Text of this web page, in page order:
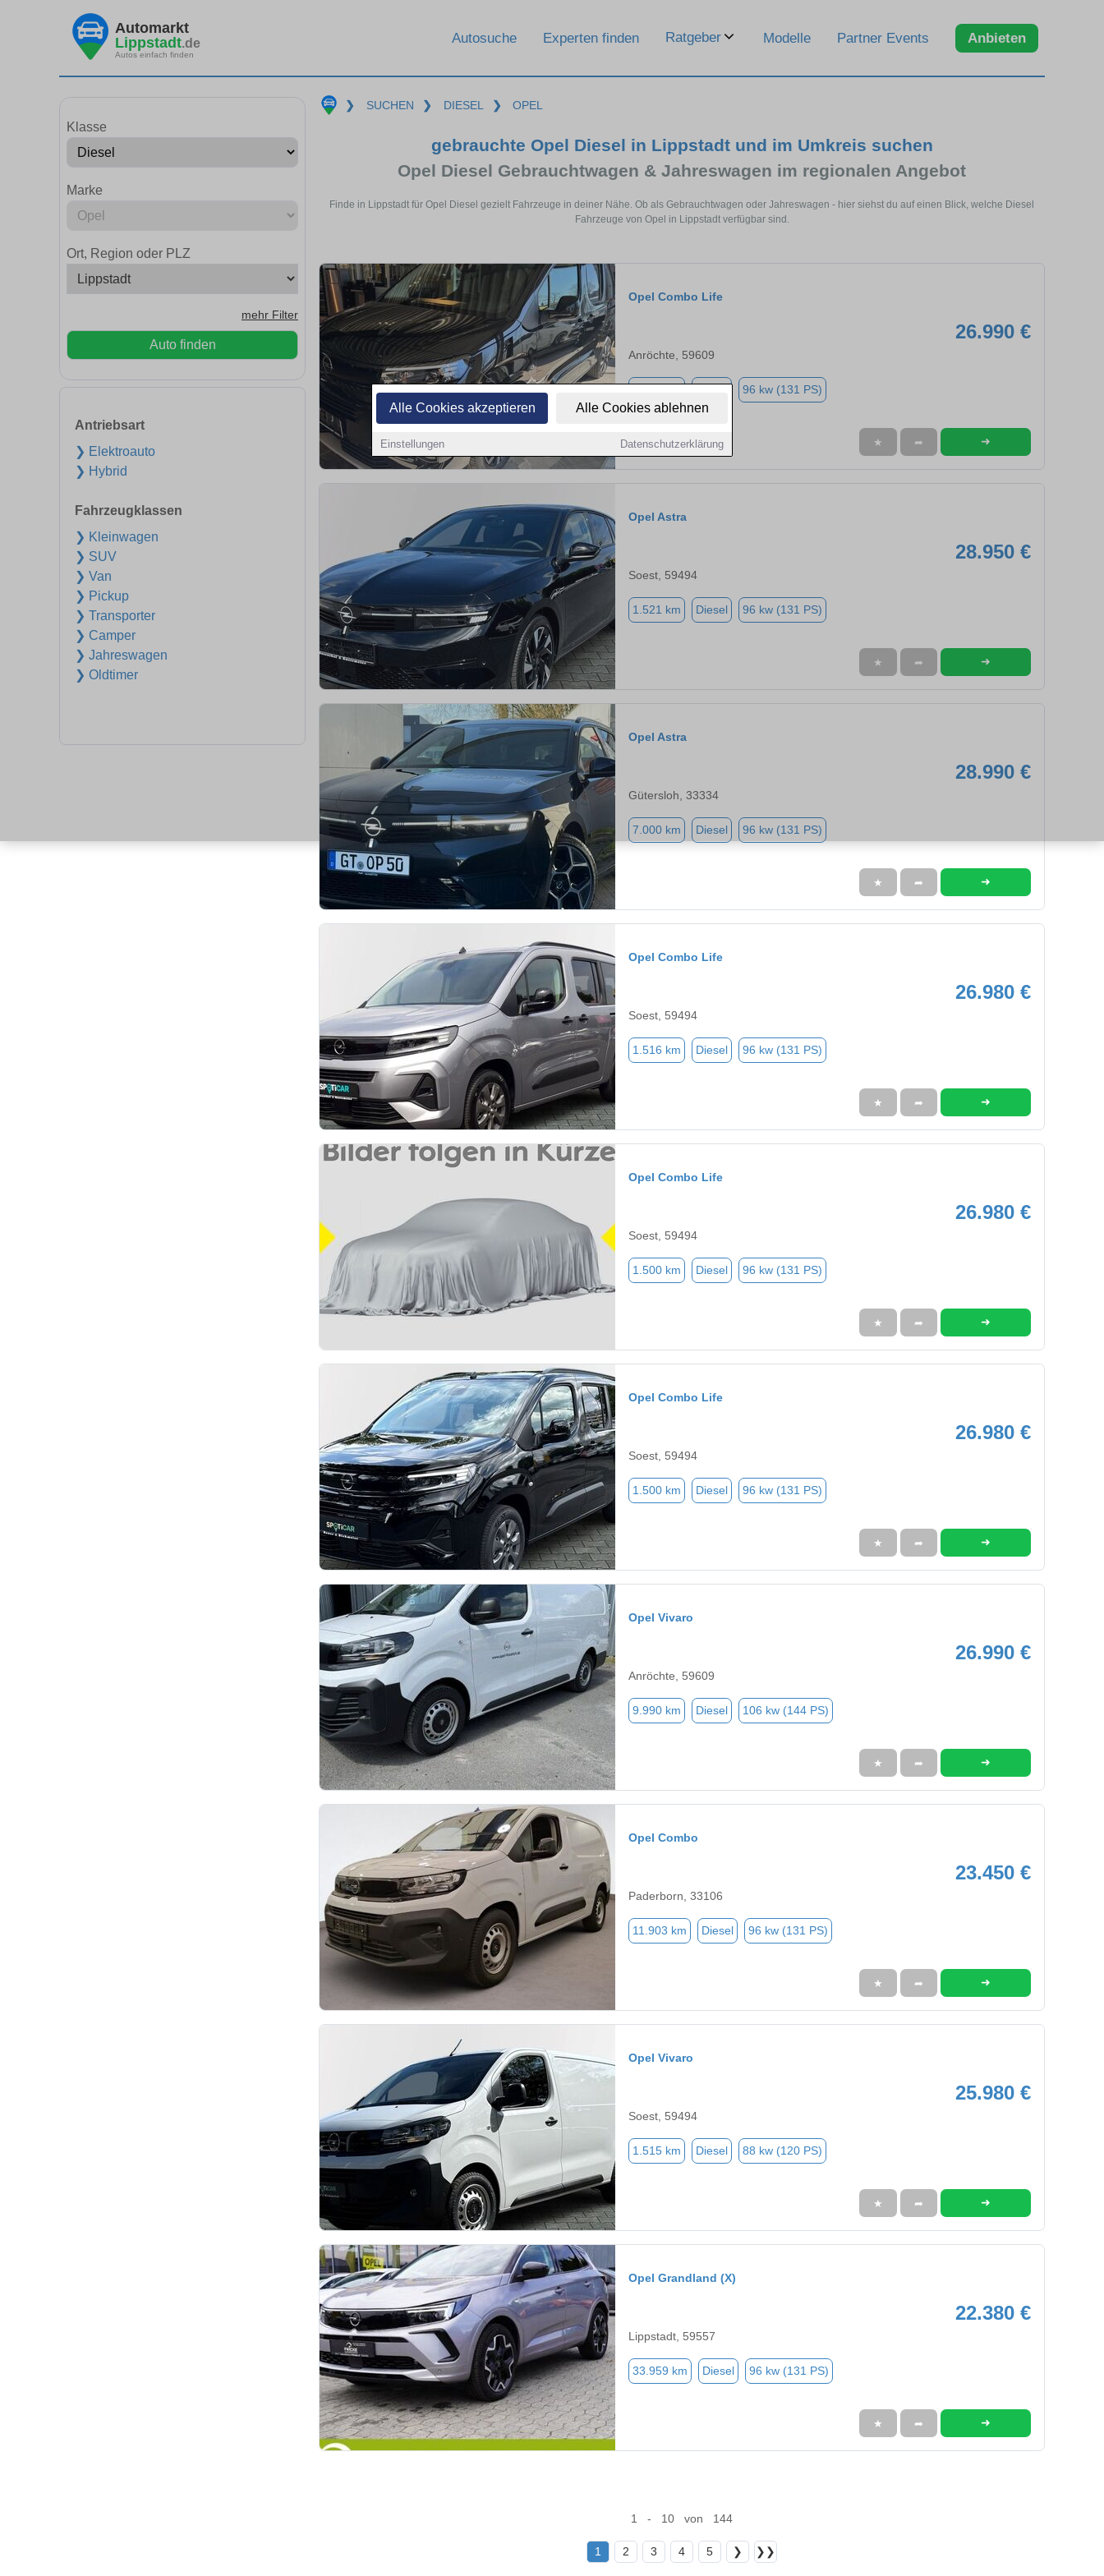
Alle Cookies akzeptieren Alle Cookies ablehnen
Einstellungen Datenschutzerklärung
Automarkt
Lippstadt.de
Autos einfach finden
Autosuche Experten finden Ratgeber Modelle Partner Events Anbieten
Klasse
Marke
Ort, Region oder PLZ
mehr Filter
Auto finden
Antriebsart
❯ Elektroauto
❯ Hybrid
Fahrzeugklassen
❯ Kleinwagen
❯ SUV
❯ Van
❯ Pickup
❯ Transporter
❯ Camper
❯ Jahreswagen
❯ Oldtimer
❯ SUCHEN ❯ DIESEL ❯ OPEL
gebrauchte Opel Diesel in Lippstadt und im Umkreis suchen
Opel Diesel Gebrauchtwagen & Jahreswagen im regionalen Angebot
Finde in Lippstadt für Opel Diesel gezielt Fahrzeuge in deiner Nähe. Ob als Gebrauchtwagen oder Jahreswagen - hier siehst du auf einen Blick, welche Diesel
Fahrzeuge von Opel in Lippstadt verfügbar sind.
Opel Combo Life
26.990 €
Anröchte, 59609
96 kw (131 PS)
★ ➦ ➜
Opel Astra
28.950 €
Soest, 59494
1.521 km Diesel 96 kw (131 PS)
★ ➦ ➜
Opel Astra
28.990 €
Gütersloh, 33334
7.000 km Diesel 96 kw (131 PS)
★ ➦ ➜
Opel Combo Life
26.980 €
Soest, 59494
1.516 km Diesel 96 kw (131 PS)
★ ➦ ➜
Opel Combo Life
26.980 €
Soest, 59494
1.500 km Diesel 96 kw (131 PS)
★ ➦ ➜
Opel Combo Life
26.980 €
Soest, 59494
1.500 km Diesel 96 kw (131 PS)
★ ➦ ➜
Opel Vivaro
26.990 €
Anröchte, 59609
9.990 km Diesel 106 kw (144 PS)
★ ➦ ➜
Opel Combo
23.450 €
Paderborn, 33106
11.903 km Diesel 96 kw (131 PS)
★ ➦ ➜
Opel Vivaro
25.980 €
Soest, 59494
1.515 km Diesel 88 kw (120 PS)
★ ➦ ➜
Opel Grandland (X)
22.380 €
Lippstadt, 59557
33.959 km Diesel 96 kw (131 PS)
★ ➦ ➜
1 - 10 von 144
1 2 3 4 5 ❯ ❯❯